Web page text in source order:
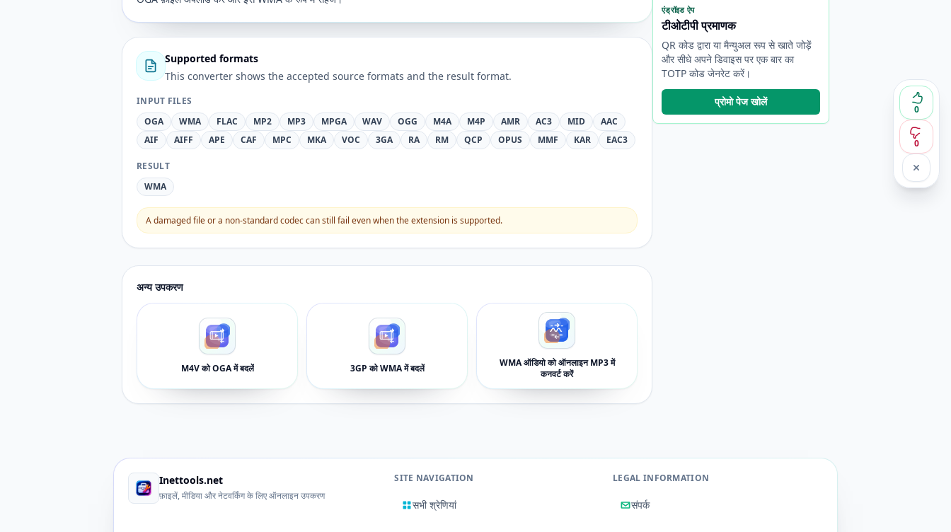
0
0
Supported formats
This converter shows the accepted source formats and the result format.
INPUT FILES
OGA
WMA FLAC MP2 MP3 MPGA WAV OGG M4A M4P AMR AC3 MID
AAC
AIF
AIFF APE CAF MPC MKA VOC 3GA RA RM QCP OPUS MMF KAR EAC3
RESULT
WMA
A damaged file or a non-standard codec can still fail even when the extension is supported.
अन्य उपकरण
M4V को OGA में बदलें 3GP को WMA में बदलें
WMA ऑडियो को ऑनलाइन MP3 में
कनवर्ट करें
एंड्रॉइड ऐप
टीओटीपी प्रमाणक
QR कोड द्वारा या मैन्युअल रूप से खाते जोड़ें
और सीधे अपने डिवाइस पर एक बार का
TOTP कोड जेनरेट करें।
प्रोमो पेज खोलें
Inettools.net
फ़ाइलें, मीडिया और नेटवर्किंग के लिए ऑनलाइन उपकरण
SITE NAVIGATION
सभी श्रेणियां
LEGAL INFORMATION
संपर्क